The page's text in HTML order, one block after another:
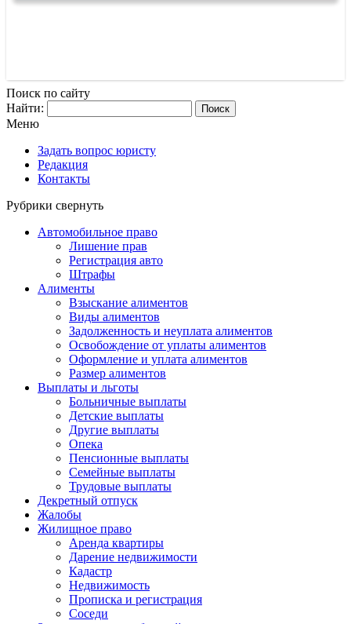
Поиск по сайту
Найти:
Меню
Задать вопрос юристу
Редакция
Контакты
Рубрики свернуть
Автомобильное право
Лишение прав
Регистрация авто
Штрафы
Алименты
Взыскание алиментов
Виды алиментов
Задолженность и неуплата алиментов
Освобождение от уплаты алиментов
Оформление и уплата алиментов
Размер алиментов
Выплаты и льготы
Больничные выплаты
Детские выплаты
Другие выплаты
Опека
Пенсионные выплаты
Семейные выплаты
Трудовые выплаты
Декретный отпуск
Жалобы
Жилищное право
Аренда квартиры
Дарение недвижимости
Кадастр
Недвижимость
Прописка и регистрация
Соседи